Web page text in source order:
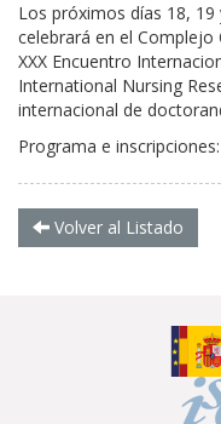
Los próximos días 18,
celebrará en el Complejo
XXX Encuentro
International Nursing
internacional de
Programa e inscripciones:
Volver al Listado